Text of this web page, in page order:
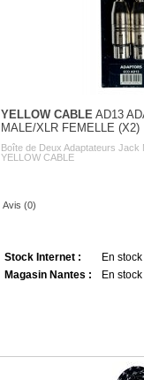
YELLOW CABLE AD13
MALE/XLR FEMELLE (X2)
Boîte de Deux Adaptateurs Jack
YELLOW CABLE
Avis (0)
Stock Internet :
En stock
Magasin Nantes :
En stock